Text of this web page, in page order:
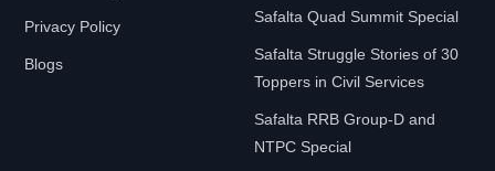
Privacy Policy
Blogs
Safalta Quad Summit Special
Safalta Struggle Stories of 30
Toppers in Civil Services
Safalta RRB Group-D and
NTPC Special